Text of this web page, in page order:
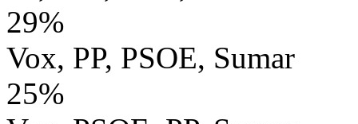
29%
Vox, PP, PSOE, Sumar
25%